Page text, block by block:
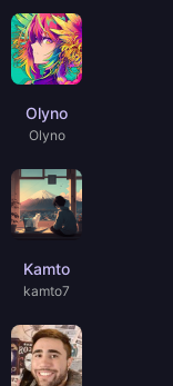
Olyno
Olyno
Kamto
kamto7